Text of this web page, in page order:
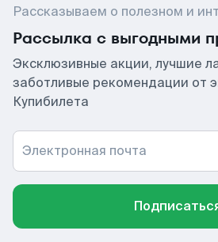
Рассказываем о полезном и
Рассылка с выгодными
Эксклюзивные акции, лучшие
заботливые рекомендации от
Купибилета
Электронная почта